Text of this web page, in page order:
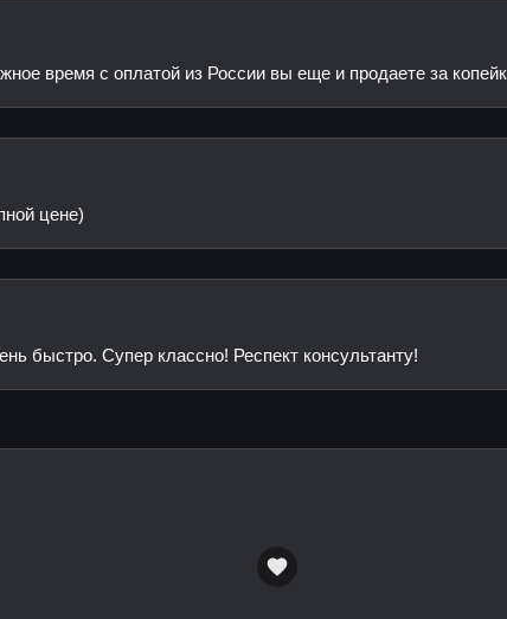
время с оплатой из России вы еще и продаете за
цене)
быстро. Супер классно! Респект консультанту!